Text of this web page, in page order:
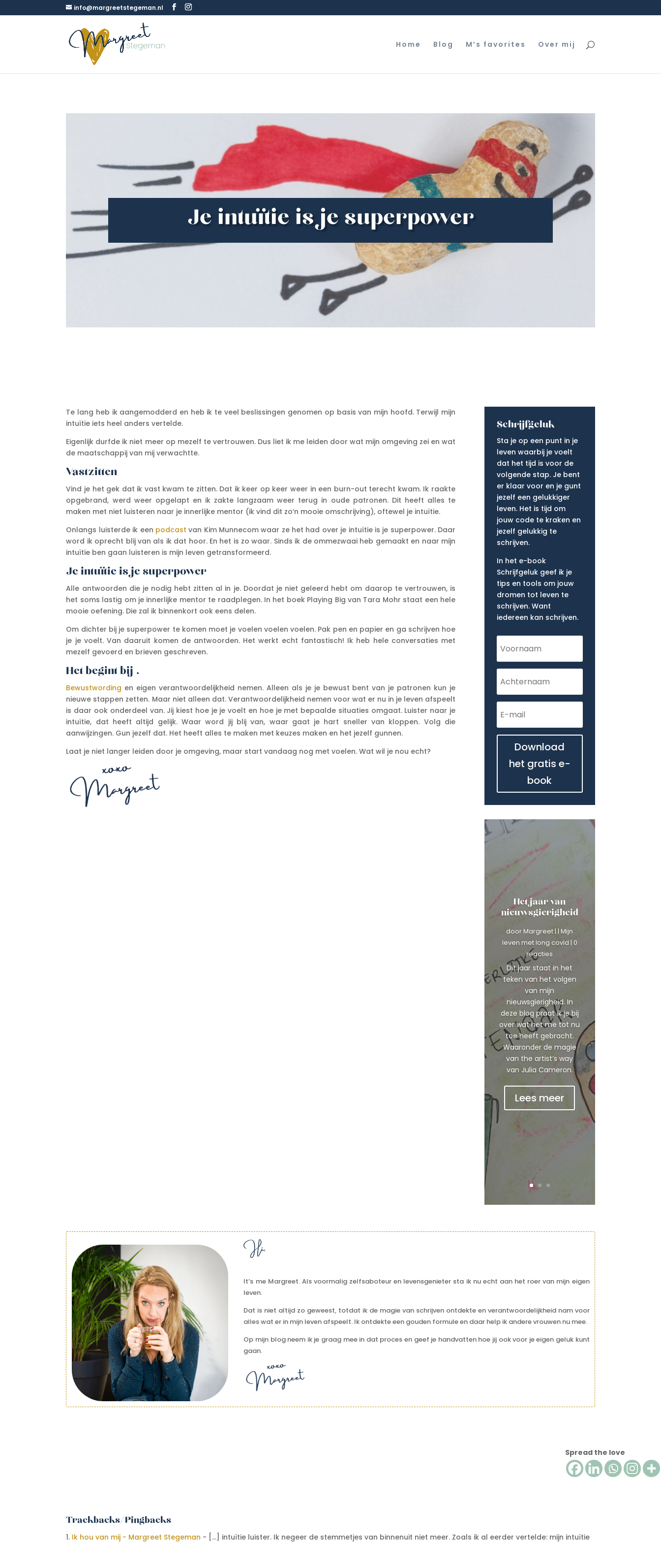
info@margreetstegeman.nl
Home Blog M’s favorites Over mij
Je intuïtie is je superpower
Te lang heb ik aangemodderd en heb ik te veel beslissingen genomen op basis van mijn hoofd. Terwijl mijn
intuïtie iets heel anders vertelde.
Eigenlijk durfde ik niet meer op mezelf te vertrouwen. Dus liet ik me leiden door wat mijn omgeving zei en wat
de maatschappij van mij verwachtte.
Vastzitten
Vind je het gek dat ik vast kwam te zitten. Dat ik keer op keer weer in een burn-out terecht kwam. Ik raakte
opgebrand, werd weer opgelapt en ik zakte langzaam weer terug in oude patronen. Dit heeft alles te
maken met niet luisteren naar je innerlijke mentor (ik vind dit zo’n mooie omschrijving), oftewel je intuïtie.
Onlangs luisterde ik een podcast van Kim Munnecom waar ze het had over je intuïtie is je superpower. Daar
word ik oprecht blij van als ik dat hoor. En het is zo waar. Sinds ik de ommezwaai heb gemaakt en naar mijn
intuïtie ben gaan luisteren is mijn leven getransformeerd.
Je intuïtie is je superpower
Alle antwoorden die je nodig hebt zitten al in je. Doordat je niet geleerd hebt om daarop te vertrouwen, is
het soms lastig om je innerlijke mentor te raadplegen. In het boek Playing Big van Tara Mohr staat een hele
mooie oefening. Die zal ik binnenkort ook eens delen.
Om dichter bij je superpower te komen moet je voelen voelen voelen. Pak pen en papier en ga schrijven hoe
je je voelt. Van daaruit komen de antwoorden. Het werkt echt fantastisch! Ik heb hele conversaties met
mezelf gevoerd en brieven geschreven.
Het begint bij …
Bewustwording en eigen verantwoordelijkheid nemen. Alleen als je je bewust bent van je patronen kun je
nieuwe stappen zetten. Maar niet alleen dat. Verantwoordelijkheid nemen voor wat er nu in je leven afspeelt
is daar ook onderdeel van. Jij kiest hoe je je voelt en hoe je met bepaalde situaties omgaat. Luister naar je
intuïtie, dat heeft altijd gelijk. Waar word jij blij van, waar gaat je hart sneller van kloppen. Volg die
aanwijzingen. Gun jezelf dat. Het heeft alles te maken met keuzes maken en het jezelf gunnen.
Laat je niet langer leiden door je omgeving, maar start vandaag nog met voelen. Wat wil je nou echt?
Schrijfgeluk
Sta je op een punt in je
leven waarbij je voelt
dat het tijd is voor de
volgende stap. Je bent
er klaar voor en je gunt
jezelf een gelukkiger
leven. Het is tijd om
jouw code te kraken en
jezelf gelukkig te
schrijven.
In het e-book
Schrijfgeluk geef ik je
tips en tools om jouw
dromen tot leven te
schrijven. Want
iedereen kan schrijven.
Download
het gratis e-
book
Het jaar van
nieuwsgierigheid
doorMargreet||Mijn
leven met long covid | 0
reacties
Dit jaar staat in het
teken van het volgen
van mijn
nieuwsgierigheid. In
deze blog praat ik je bij
over wat het me tot nu
toe heeft gebracht.
Waaronder de magie
van the artist’s way
van Julia Cameron.
Lees meer
Hi,
It’s me Margreet. Als voormalig zelfsaboteur en levensgenieter sta ik nu echt aan het roer van mijn eigen
leven.
Dat is niet altijd zo geweest, totdat ik de magie van schrijven ontdekte en verantwoordelijkheid nam voor
alles wat er in mijn leven afspeelt. Ik ontdekte een gouden formule en daar help ik andere vrouwen nu mee.
Op mijn blog neem ik je graag mee in dat proces en geef je handvatten hoe jij ook voor je eigen geluk kunt
gaan.
Spread the love
Trackbacks/Pingbacks
Ik hou van mij - Margreet Stegeman - […] intuïtie luister. Ik negeer de stemmetjes van binnenuit niet meer. Zoals ik al eerder vertelde: mijn intuïtie